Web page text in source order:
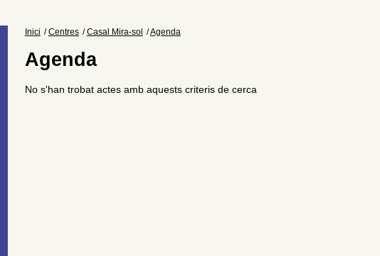
Inici Centres Casal Mira-sol Agenda
Agenda
No s'han trobat actes amb aquests criteris de cerca